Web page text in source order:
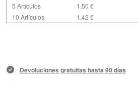
5 Artículos
1,50 €
10 Artículos
1,42 €
Devoluciones gratuitas hasta 90 días